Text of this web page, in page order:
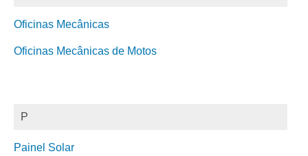
Oficinas Mecânicas
Oficinas Mecânicas de Motos
P
Painel Solar